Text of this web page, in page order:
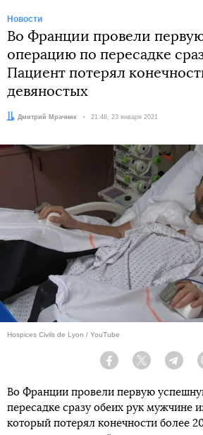
Новости
Во Франции провели
операцию по пересадке
Пациент потерял
девяностых
Автор:
Дмитрий Мрачник Дата:
21:46, 23 января 2021
Hospices Civils de Lyon / YouTube
Facebook Twitter
Во Франции провели первую
пересадке сразу обеих рук мужчине
который потерял конечности более